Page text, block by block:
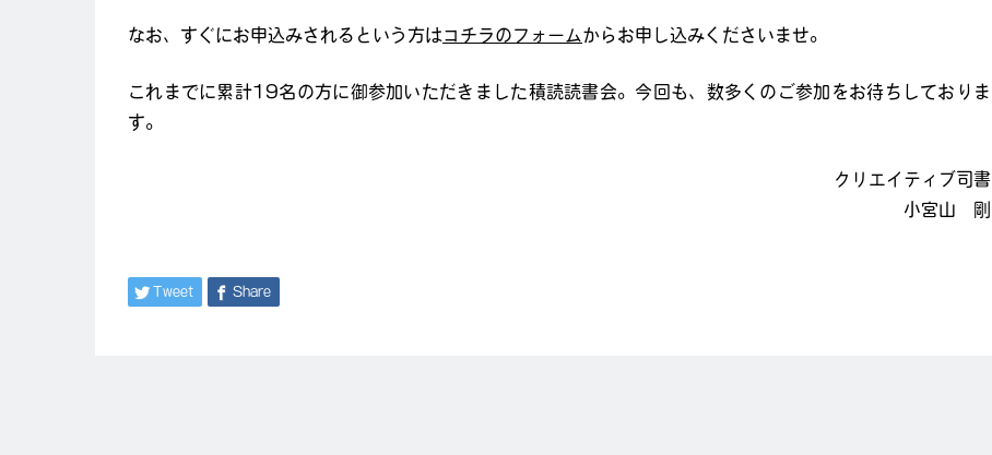
なお、すぐにお申込みされるという方はコチラのフォームからお申し込みくださいませ。
これまでに累計19名の方に御参加いただきました積読読書会。今回も、数多くのご参加をお待ちしておりま
す。
クリエイティブ司書
小宮山 剛
Tweet Share